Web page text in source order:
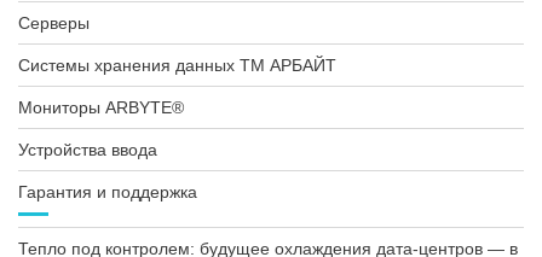
Серверы
Системы хранения данных ТМ АРБАЙТ
Мониторы ARBYTE®
Устройства ввода
Гарантия и поддержка
Тепло под контролем: будущее охлаждения дата-центров — в